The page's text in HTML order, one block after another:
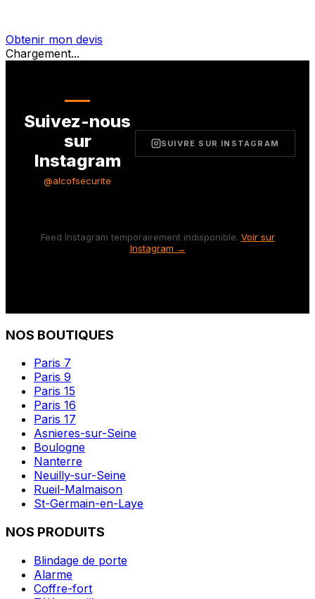
Obtenir mon devis
Chargement...
Suivez-nous
sur
Instagram
@alcofsecurite
SUIVRE SUR INSTAGRAM
Feed Instagram temporairement indisponible. Voir sur
Instagram →
NOS BOUTIQUES
Paris 7
Paris 9
Paris 15
Paris 16
Paris 17
Asnieres-sur-Seine
Boulogne
Nanterre
Neuilly-sur-Seine
Rueil-Malmaison
St-Germain-en-Laye
NOS PRODUITS
Blindage de porte
Alarme
Coffre-fort